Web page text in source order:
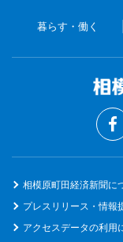
暮らす・働く
相模原町田経済新聞に
プレスリリース・情報
アクセスデータの利用